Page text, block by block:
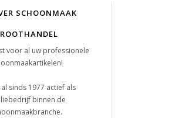
SCHOONMAAK
voor al uw professionele
sinds 1977 actief als
binnen de